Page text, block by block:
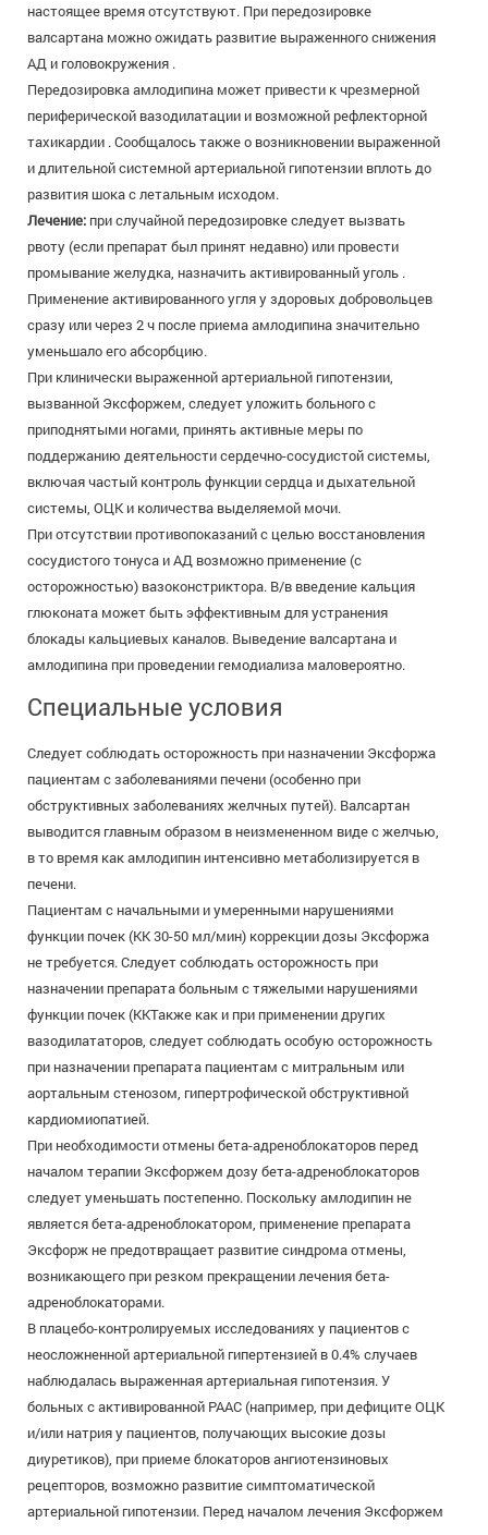
настоящее время отсутствуют. При передозировке
валсартана можно ожидать развитие выраженного снижения
АД и головокружения .
Передозировка амлодипина может привести к чрезмерной
периферической вазодилатации и возможной рефлекторной
тахикардии . Сообщалось также о возникновении выраженной
и длительной системной артериальной гипотензии вплоть до
развития шока с летальным исходом.
Лечение: при случайной передозировке следует вызвать
рвоту (если препарат был принят недавно) или провести
промывание желудка, назначить активированный уголь .
Применение активированного угля у здоровых добровольцев
сразу или через 2 ч после приема амлодипина значительно
уменьшало его абсорбцию.
При клинически выраженной артериальной гипотензии,
вызванной Эксфоржем, следует уложить больного с
приподнятыми ногами, принять активные меры по
поддержанию деятельности сердечно-сосудистой системы,
включая частый контроль функции сердца и дыхательной
системы, ОЦК и количества выделяемой мочи.
При отсутствии противопоказаний с целью восстановления
сосудистого тонуса и АД возможно применение (с
осторожностью) вазоконстриктора. В/в введение кальция
глюконата может быть эффективным для устранения
блокады кальциевых каналов. Выведение валсартана и
амлодипина при проведении гемодиализа маловероятно.
Специальные условия
Следует соблюдать осторожность при назначении Эксфоржа
пациентам с заболеваниями печени (особенно при
обструктивных заболеваниях желчных путей). Валсартан
выводится главным образом в неизмененном виде с желчью,
в то время как амлодипин интенсивно метаболизируется в
печени.
Пациентам с начальными и умеренными нарушениями
функции почек (КК 30-50 мл/мин) коррекции дозы Эксфоржа
не требуется. Следует соблюдать осторожность при
назначении препарата больным с тяжелыми нарушениями
функции почек (ККТакже как и при применении других
вазодилататоров, следует соблюдать особую осторожность
при назначении препарата пациентам с митральным или
аортальным стенозом, гипертрофической обструктивной
кардиомиопатией.
При необходимости отмены бета-адреноблокаторов перед
началом терапии Эксфоржем дозу бета-адреноблокаторов
следует уменьшать постепенно. Поскольку амлодипин не
является бета-адреноблокатором, применение препарата
Эксфорж не предотвращает развитие синдрома отмены,
возникающего при резком прекращении лечения бета-
адреноблокаторами.
В плацебо-контролируемых исследованиях у пациентов с
неосложненной артериальной гипертензией в 0.4% случаев
наблюдалась выраженная артериальная гипотензия. У
больных с активированной РААС (например, при дефиците ОЦК
и/или натрия у пациентов, получающих высокие дозы
диуретиков), при приеме блокаторов ангиотензиновых
рецепторов, возможно развитие симптоматической
артериальной гипотензии. Перед началом лечения Эксфоржем